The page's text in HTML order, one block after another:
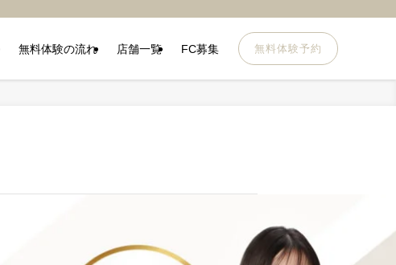
無料体験の流れ 店舗一覧 FC募集 無料体験予約